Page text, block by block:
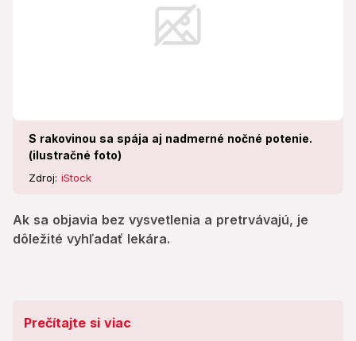
S rakovinou sa spája aj nadmerné nočné potenie.
(ilustračné foto)
Zdroj: iStock
Ak sa objavia bez vysvetlenia a pretrvávajú, je
dôležité vyhľadať lekára.
Prečítajte si viac